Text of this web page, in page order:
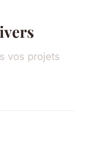
vos projets